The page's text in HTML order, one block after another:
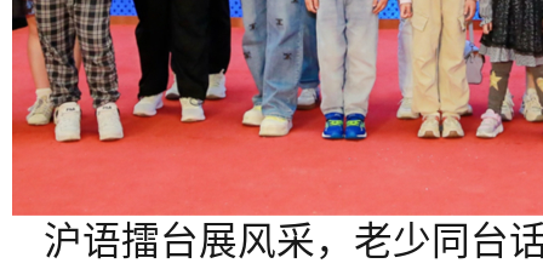
沪语擂台展风采，老少同台